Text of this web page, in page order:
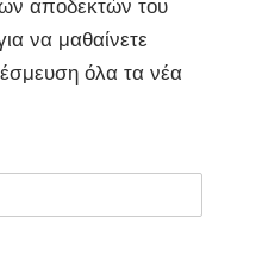
αποδεκτών του
να μαθαίνετε
όλα τα νέα